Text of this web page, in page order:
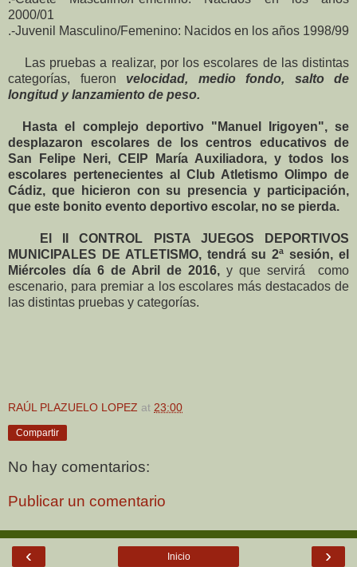
2000/01
.-Juvenil Masculino/Femenino: Nacidos en los años 1998/99
Las pruebas a realizar, por los escolares de las distintas
categorías, fueron velocidad, medio fondo, salto de
longitud y lanzamiento de peso.
Hasta el complejo deportivo "Manuel Irigoyen", se
desplazaron escolares de los centros educativos de
San Felipe Neri, CEIP María Auxiliadora, y todos los
escolares pertenecientes al Club Atletismo Olimpo de
Cádiz, que hicieron con su presencia y participación,
que este bonito evento deportivo escolar, no se pierda.
El II CONTROL PISTA JUEGOS DEPORTIVOS
MUNICIPALES DE ATLETISMO, tendrá su 2ª sesión, el
Miércoles día 6 de Abril de 2016, y que servirá como
escenario, para premiar a los escolares más destacados de
las distintas pruebas y categorías.
RAÚL PLAZUELO LOPEZ at 23:00
Compartir
No hay comentarios:
Publicar un comentario
‹ ›
Inicio